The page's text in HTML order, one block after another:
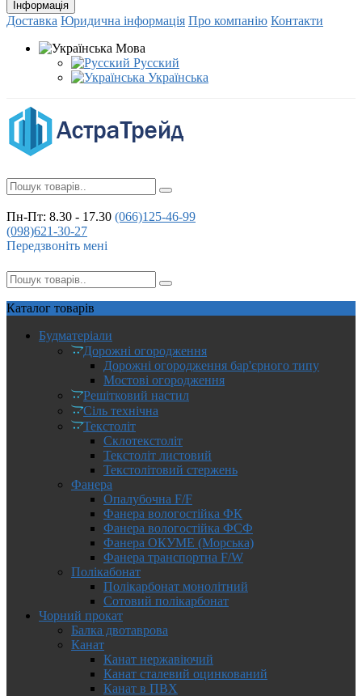
Інформація
Доставка Юридична інформація Про компанію Контакти
Мова
Русский
Українська
Пн-Пт: 8.30 - 17.30 (066)125-46-99
(098)621-30-27
Передзвоніть мені
Каталог товарів
Будматеріали
Дорожні огородження
Дорожні огородження бар'єрного типу
Мостові огородження
Решітковий настил
Сіль технічна
Текстоліт
Склотекстоліт
Текстоліт листовий
Текстолітовий стержень
Фанера
Опалубочна F/F
Фанера вологостійка ФК
Фанера вологостійка ФСФ
Фанера ОКУМЕ (Морська)
Фанера транспортна F/W
Полікабонат
Полікарбонат монолітний
Сотовий полікарбонат
Чорний прокат
Балка двотаврова
Канат
Канат нержавіючий
Канат сталевий оцинкований
Канат в ПВХ